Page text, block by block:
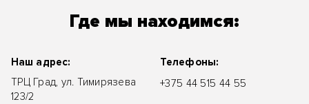
Где мы находимся:
Наш адрес:
ТРЦ Град, ул. Тимирязева
123/2
Телефоны:
+375 44 515 44 55